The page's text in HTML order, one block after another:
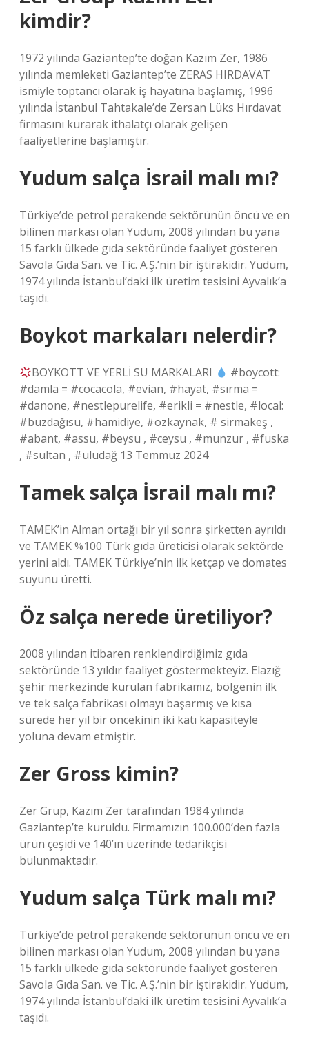
kimdir?
1972 yılında Gaziantep’te doğan Kazım Zer, 1986
yılında memleketi Gaziantep’te ZERAS HIRDAVAT
ismiyle toptancı olarak iş hayatına başlamış, 1996
yılında İstanbul Tahtakale’de Zersan Lüks Hırdavat
firmasını kurarak ithalatçı olarak gelişen
faaliyetlerine başlamıştır.
Yudum salça İsrail malı mı?
Türkiye’de petrol perakende sektörünün öncü ve en
bilinen markası olan Yudum, 2008 yılından bu yana
15 farklı ülkede gıda sektöründe faaliyet gösteren
Savola Gıda San. ve Tic. A.Ş.’nin bir iştirakidir. Yudum,
1974 yılında İstanbul’daki ilk üretim tesisini Ayvalık’a
taşıdı.
Boykot markaları nelerdir?
BOYKOTT VE YERLİ SU MARKALARI
#boycott:
#damla = #cocacola, #evian, #hayat, #sırma =
#danone, #nestlepurelife, #erikli = #nestle, #local:
#buzdağısu, #hamidiye, #özkaynak, # sirmakeş ,
#abant, #assu, #beysu , #ceysu , #munzur , #fuska
, #sultan , #uludağ 13 Temmuz 2024
Tamek salça İsrail malı mı?
TAMEK’in Alman ortağı bir yıl sonra şirketten ayrıldı
ve TAMEK %100 Türk gıda üreticisi olarak sektörde
yerini aldı. TAMEK Türkiye’nin ilk ketçap ve domates
suyunu üretti.
Öz salça nerede üretiliyor?
2008 yılından itibaren renklendirdiğimiz gıda
sektöründe 13 yıldır faaliyet göstermekteyiz. Elazığ
şehir merkezinde kurulan fabrikamız, bölgenin ilk
ve tek salça fabrikası olmayı başarmış ve kısa
sürede her yıl bir öncekinin iki katı kapasiteyle
yoluna devam etmiştir.
Zer Gross kimin?
Zer Grup, Kazım Zer tarafından 1984 yılında
Gaziantep’te kuruldu. Firmamızın 100.000’den fazla
ürün çeşidi ve 140’ın üzerinde tedarikçisi
bulunmaktadır.
Yudum salça Türk malı mı?
Türkiye’de petrol perakende sektörünün öncü ve en
bilinen markası olan Yudum, 2008 yılından bu yana
15 farklı ülkede gıda sektöründe faaliyet gösteren
Savola Gıda San. ve Tic. A.Ş.’nin bir iştirakidir. Yudum,
1974 yılında İstanbul’daki ilk üretim tesisini Ayvalık’a
taşıdı.